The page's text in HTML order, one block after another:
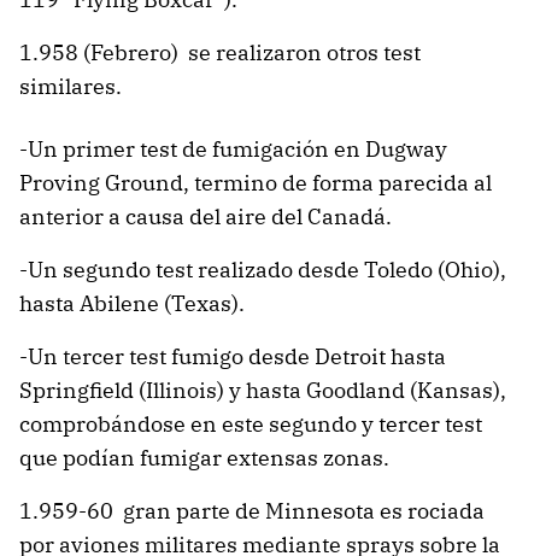
1.958 (Febrero) se realizaron otros test
similares.
-Un primer test de fumigación en Dugway
Proving Ground, termino de forma parecida al
anterior a causa del aire del Canadá.
-Un segundo test realizado desde Toledo (Ohio),
hasta Abilene (Texas).
-Un tercer test fumigo desde Detroit hasta
Springfield (Illinois) y hasta Goodland (Kansas),
comprobándose en este segundo y tercer test
que podían fumigar extensas zonas.
1.959-60 gran parte de Minnesota es rociada
por aviones militares mediante sprays sobre la